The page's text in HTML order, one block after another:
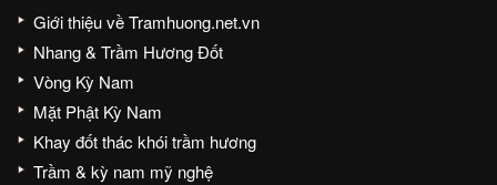
Giới thiệu về Tramhuong.net.vn
Nhang & Trầm Hương Đốt
Vòng Kỳ Nam
Mặt Phật Kỳ Nam
Khay đốt thác khói trầm hương
Trầm & kỳ nam mỹ nghệ